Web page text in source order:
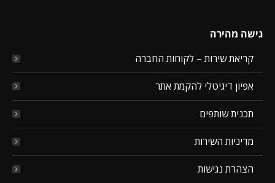
גישה מהירה
קריאת שירות – לקוחות החברה
אפיון דיגיטלי להקמת אתר
תכנית שותפים
מדיניות השירות
הצהרת נגישות